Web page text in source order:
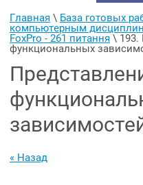
Главная \ База готовых
компьютерным
FoxPro - 261 питання \ 193.
функциональных
« Назад